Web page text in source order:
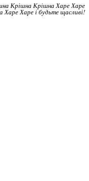
Крішна Крішна Харе Харе
Харе і будьте щасливі!